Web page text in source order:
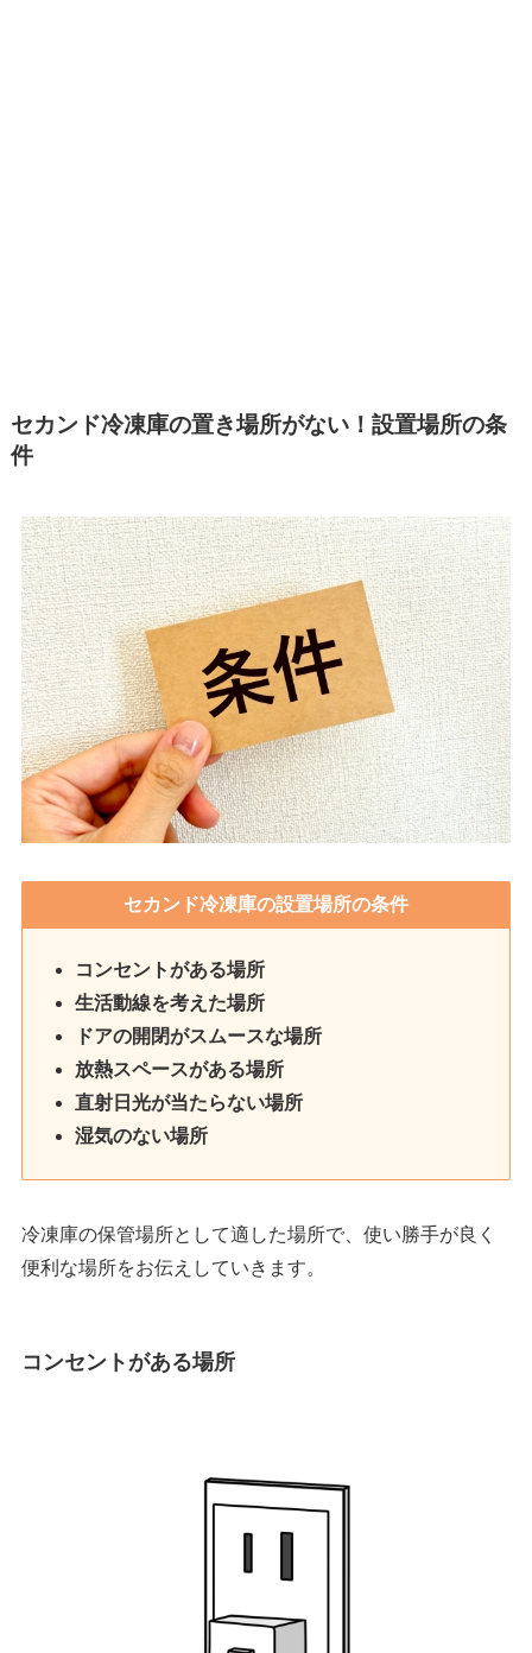
セカンド冷凍庫の置き場所がない！設置場所の条
件
セカンド冷凍庫の設置場所の条件
コンセントがある場所
生活動線を考えた場所
ドアの開閉がスムースな場所
放熱スペースがある場所
直射日光が当たらない場所
湿気のない場所
冷凍庫の保管場所として適した場所で、使い勝手が良く
便利な場所をお伝えしていきます。
コンセントがある場所